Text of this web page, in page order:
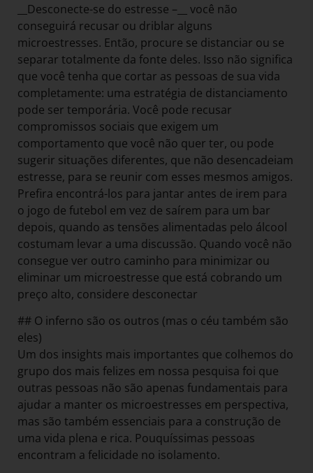
__Desconecte-se do estresse –__ você não
conseguirá recusar ou driblar alguns
microestresses. Então, procure se distanciar ou se
separar totalmente da fonte deles. Isso não significa
que você tenha que cortar as pessoas de sua vida
completamente: uma estratégia de distanciamento
pode ser temporária. Você pode recusar
compromissos sociais que exigem um
comportamento que você não quer ter, ou pode
sugerir situações diferentes, que não desencadeiam
estresse, para se reunir com esses mesmos amigos.
Prefira encontrá-los para jantar antes de irem para
o jogo de futebol em vez de saírem para um bar
depois, quando as tensões alimentadas pelo álcool
costumam levar a uma discussão. Quando você não
consegue ver outro caminho para minimizar ou
eliminar um microestresse que está cobrando um
preço alto, considere desconectar
## O inferno são os outros (mas o céu também são
eles)
Um dos insights mais importantes que colhemos do
grupo dos mais felizes em nossa pesquisa foi que
outras pessoas não são apenas fundamentais para
ajudar a manter os microestresses em perspectiva,
mas são também essenciais para a construção de
uma vida plena e rica. Pouquíssimas pessoas
encontram a felicidade no isolamento.